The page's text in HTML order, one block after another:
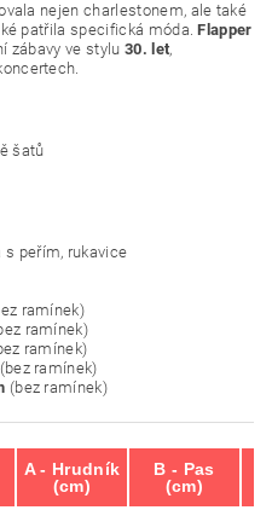
nejen charlestonem, ale také
patřila specifická móda.Flapper
zábavy ve stylu 30. let,
šatů
s peřím, rukavice
ramínek)
ramínek)
ramínek)
(bez ramínek)
(bez ramínek)
A - Hrudník
(cm)
B - Pas
(cm)